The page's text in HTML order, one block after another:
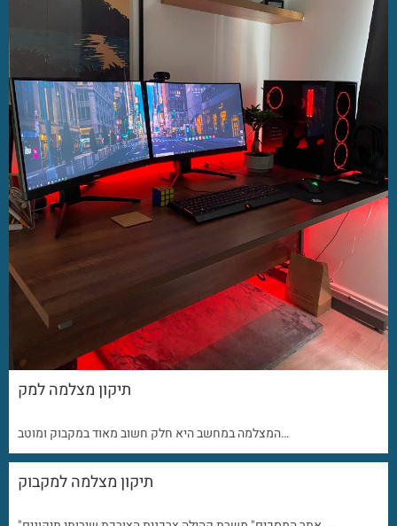
תיקון מצלמה למק
המצלמה במחשב היא חלק חשוב מאוד במקבוק ומוטב…
תיקון מצלמה למקבוק